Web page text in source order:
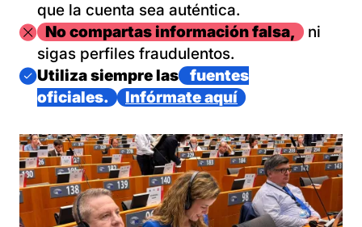
que la cuenta sea auténtica.
ImagenNo compartas información falsa,
ni
sigas perfiles fraudulentos.
Imagen
Utiliza siempre las
fuentes
oficiales.
Infórmate aquí